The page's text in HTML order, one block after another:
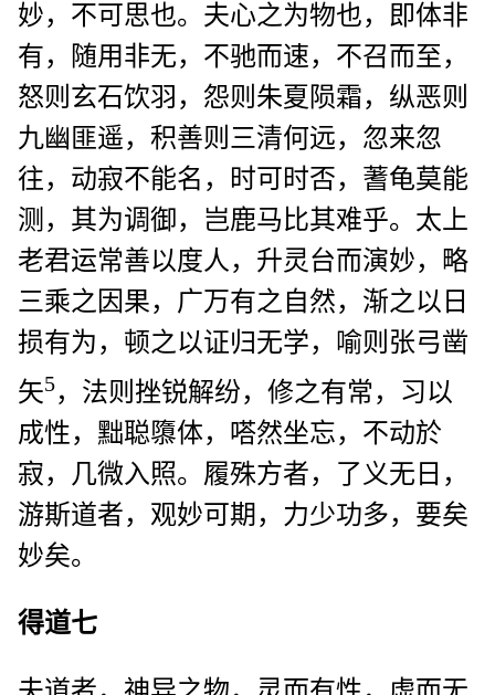
妙，不可思也。夫心之为物也，即体非
有，随用非无，不驰而速，不召而至，
怒则玄石饮羽，怨则朱夏陨霜，纵恶则
九幽匪遥，积善则三清何远，忽来忽
往，动寂不能名，时可时否，蓍龟莫能
测，其为调御，岂鹿马比其难乎。太上
老君运常善以度人，升灵台而演妙，略
三乘之因果，广万有之自然，渐之以日
损有为，顿之以证归无学，喻则张弓凿
矢5，法则挫锐解纷，修之有常，习以
成性，黜聪隳体，嗒然坐忘，不动於
寂，几微入照。履殊方者，了义无日，
游斯道者，观妙可期，力少功多，要矣
妙矣。
得道七